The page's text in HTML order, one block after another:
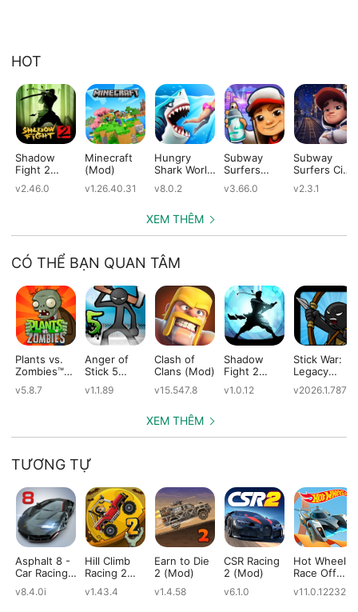
HOT
Shadow
Fight 2
v2.46.0
Minecraft
(Mod)
v1.26.40.31
Hungry
Shark World
v8.0.2
Subway
Surfers
v3.66.0
Subway
Surfers City
v2.3.1
XEM THÊM
CÓ THỂ BẠN QUAN TÂM
Plants vs.
Zombies™
v5.8.7
Anger of
Stick 5
v1.1.89
Clash of
Clans (Mod)
v15.547.8
Shadow
Fight 2
Edition
v1.0.12
Stick War:
Legacy
v2026.1.787
XEM THÊM
TƯƠNG TỰ
Asphalt 8 -
Car Racing
(Mod)
v8.4.0i
Hill Climb
Racing 2
v1.43.4
Earn to Die
2 (Mod)
v1.4.58
CSR Racing
2 (Mod)
v6.1.0
Hot Wheels:
Race Off
v11.0.12232